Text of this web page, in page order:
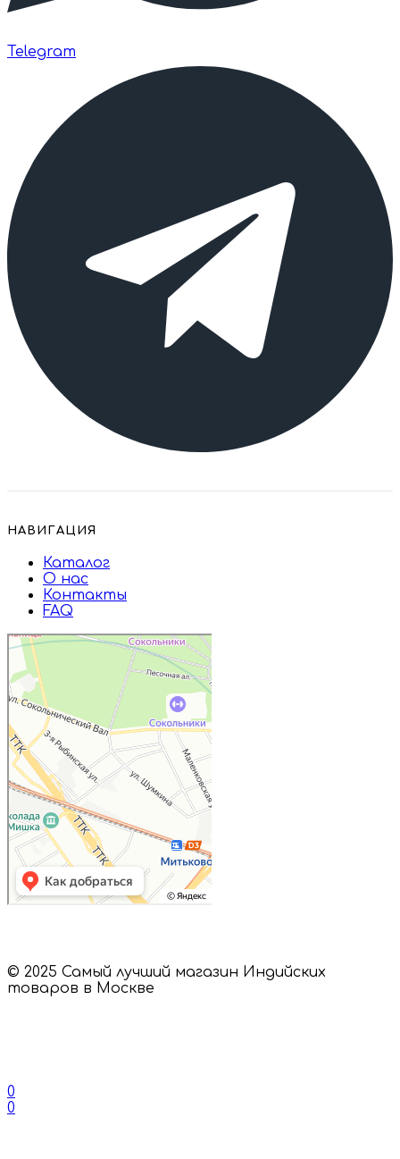
Telegram
НАВИГАЦИЯ
Каталог
О нас
Контакты
FAQ
Дружба
Пищевые ингредиенты и специи в
Москве
Магазин подарков и сувениров в
Москве
© 2025 Самый лучший магазин Индийских
товаров в Москве
0
0